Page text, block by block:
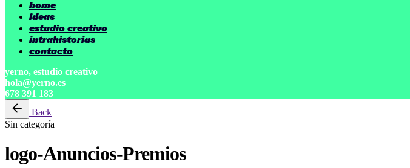
home
ideas
estudio creativo
intrahistorias
contacto
yerno, estudio creativo
hola@yerno.es
678 391 183
Back
Sin categoría
logo-Anuncios-Premios